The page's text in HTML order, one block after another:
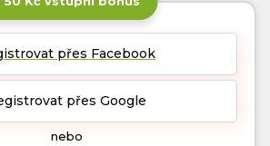
přes Facebook
přes Google
nebo